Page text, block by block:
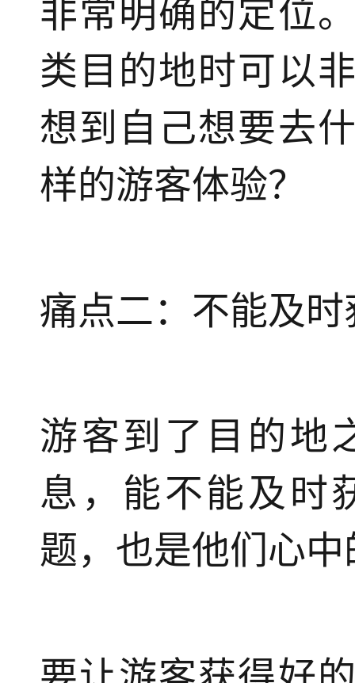
非常明确的定位
类目的地时可以
想到自己想要去
样的游客体验？
痛点二：不能及
游客到了目的地
息，能不能及时
题，也是他们心